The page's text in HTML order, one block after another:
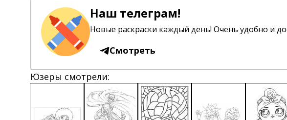
Наш телеграм!
Новые раскраски каждый день! Очень удобно и
Смотреть
Юзеры смотрели: